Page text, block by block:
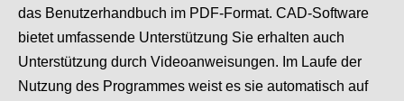
das Benutzerhandbuch im PDF-Format. CAD-Software
bietet umfassende Unterstützung Sie erhalten auch
Unterstützung durch Videoanweisungen. Im Laufe der
Nutzung des Programmes weist es sie automatisch auf